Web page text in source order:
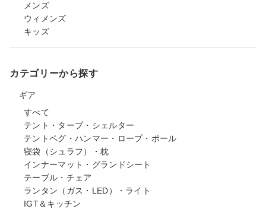
メンズ
ウィメンズ
キッズ
カテゴリーから探す
ギア
すべて
テント・タープ・シェルター
テントペグ・ハンマー・ロープ・ポール
寝袋（シュラフ）・枕
インナーマット・グランドシート
テーブル・チェア
ランタン（ガス・LED）・ライト
IGT＆キッチン